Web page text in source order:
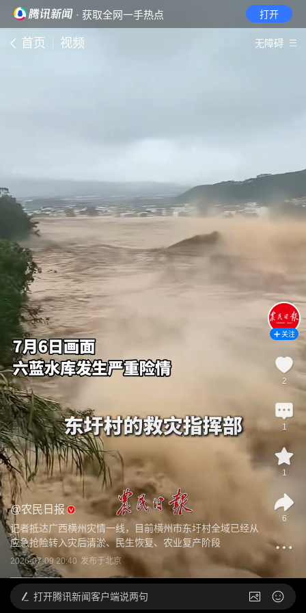
· 获取全网一手热点 打开
首页 视频 无障碍
@农民日报
记者抵达广西横州灾情一线，目前横州市东圩村全域已经从
应急抢险转入灾后清淤、民生恢复、农业复产阶段
2026-07-09 20:40 发布于北京
关注
2
1
1
6
打开腾讯新闻客户端说两句